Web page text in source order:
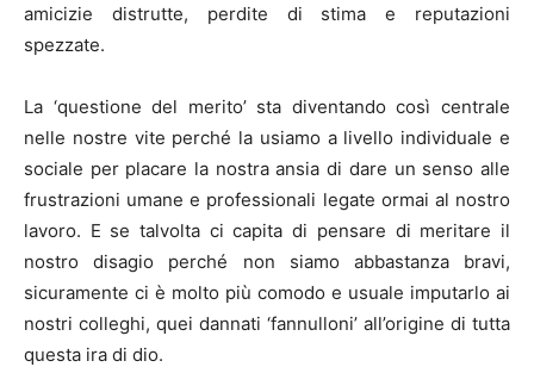
amicizie distrutte, perdite di stima e reputazioni
spezzate.
La ‘questione del merito’ sta diventando così centrale
nelle nostre vite perché la usiamo a livello individuale e
sociale per placare la nostra ansia di dare un senso alle
frustrazioni umane e professionali legate ormai al nostro
lavoro. E se talvolta ci capita di pensare di meritare il
nostro disagio perché non siamo abbastanza bravi,
sicuramente ci è molto più comodo e usuale imputarlo ai
nostri colleghi, quei dannati ‘fannulloni’ all’origine di tutta
questa ira di dio.